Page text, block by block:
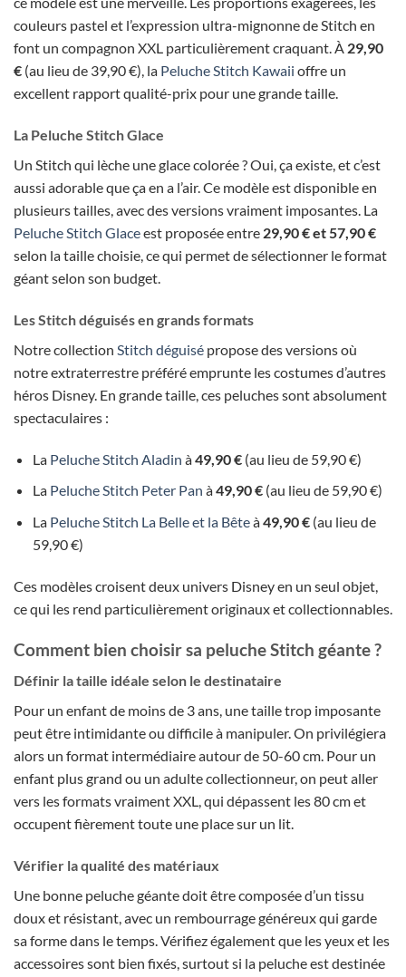
couleurs pastel et l’expression ultra-mignonne de Stitch en
font un compagnon XXL particulièrement craquant. À 29,90
€ (au lieu de 39,90 €), la Peluche Stitch Kawaii offre un
excellent rapport qualité-prix pour une grande taille.
La Peluche Stitch Glace
Un Stitch qui lèche une glace colorée ? Oui, ça existe, et c’est
aussi adorable que ça en a l’air. Ce modèle est disponible en
plusieurs tailles, avec des versions vraiment imposantes. La
Peluche Stitch Glaceest proposée entre 29,90 € et 57,90 €
selon la taille choisie, ce qui permet de sélectionner le format
géant selon son budget.
Les Stitch déguisés en grands formats
Notre collection Stitch déguisé propose des versions où
notre extraterrestre préféré emprunte les costumes d’autres
héros Disney. En grande taille, ces peluches sont absolument
spectaculaires :
La Peluche Stitch Aladin à49,90 €(au lieu de 59,90 €)
La Peluche Stitch Peter Pan à49,90 €(au lieu de 59,90 €)
La Peluche Stitch La Belle et la Bêteà49,90 €(au lieu de
59,90 €)
Ces modèles croisent deux univers Disney en un seul objet,
ce qui les rend particulièrement originaux et collectionnables.
Comment bien choisir sa peluche Stitch géante ?
Définir la taille idéale selon le destinataire
Pour un enfant de moins de 3 ans, une taille trop imposante
peut être intimidante ou difficile à manipuler. On privilégiera
alors un format intermédiaire autour de 50-60 cm. Pour un
enfant plus grand ou un adulte collectionneur, on peut aller
vers les formats vraiment XXL, qui dépassent les 80 cm et
occupent fièrement toute une place sur un lit.
Vérifier la qualité des matériaux
Une bonne peluche géante doit être composée d’un tissu
doux et résistant, avec un rembourrage généreux qui garde
sa forme dans le temps. Vérifiez également que les yeux et les
accessoires sont bien fixés, surtout si la peluche est destinée